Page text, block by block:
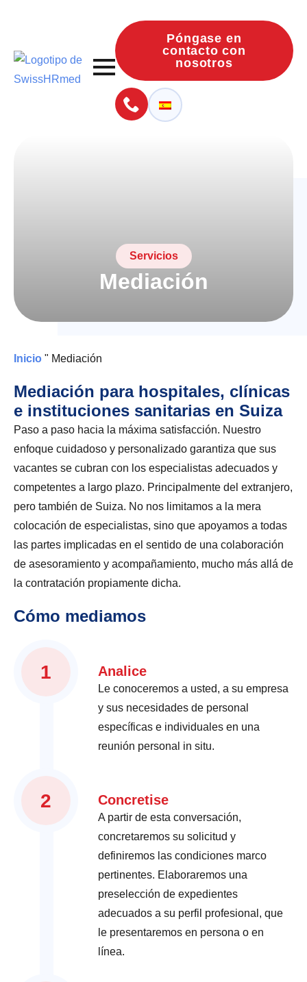
Póngase en
contacto con
nosotros
Servicios
Mediación
Inicio " Mediación
Mediación para hospitales, clínicas
e instituciones sanitarias en Suiza
Paso a paso hacia la máxima satisfacción. Nuestro
enfoque cuidadoso y personalizado garantiza que sus
vacantes se cubran con los especialistas adecuados y
competentes a largo plazo. Principalmente del extranjero,
pero también de Suiza. No nos limitamos a la mera
colocación de especialistas, sino que apoyamos a todas
las partes implicadas en el sentido de una colaboración
de asesoramiento y acompañamiento, mucho más allá de
la contratación propiamente dicha.
Cómo mediamos
1 Analice
Le conoceremos a usted, a su empresa
y sus necesidades de personal
específicas e individuales en una
reunión personal in situ.
2 Concretise
A partir de esta conversación,
concretaremos su solicitud y
definiremos las condiciones marco
pertinentes. Elaboraremos una
preselección de expedientes
adecuados a su perfil profesional, que
le presentaremos en persona o en
línea.